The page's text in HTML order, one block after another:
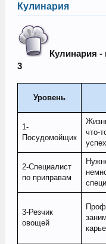
Кулинария
Кулинария -
3
Уровень
1-
Посудомойщик
что-
2-Специалист
по приправам
3-Резчик
овощей